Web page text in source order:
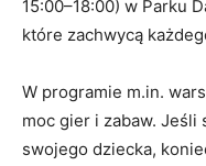
15:00–18:00) w Parku
które zachwycą
W programie m.in.
moc gier i zabaw. Jeśli
swojego dziecka,